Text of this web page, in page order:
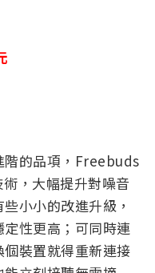
階的品項，Freebuds
，大幅提升對噪音
小小的改進升級，
性更高；可同時連
裝置就得重新連接